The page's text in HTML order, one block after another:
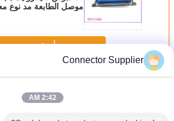
موصل الطابعة مد نوع
استمر
أكثرموصل منفذ مواز
Connector Supplier
2:42 AM